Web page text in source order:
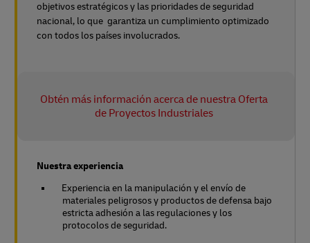
objetivos estratégicos y las prioridades de seguridad
nacional, lo que garantiza un cumplimiento optimizado
con todos los países involucrados.
Obtén más información acerca de nuestra Oferta
de Proyectos Industriales
Nuestra experiencia
Experiencia en la manipulación y el envío de
materiales peligrosos y productos de defensa bajo
estricta adhesión a las regulaciones y los
protocolos de seguridad.